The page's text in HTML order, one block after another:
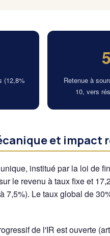
(12,8%
Retenue à
10, vers
et impact
institué par la loi de
le revenu à taux fixe et
7,5%). Le taux global de
de l'IR est ouverte